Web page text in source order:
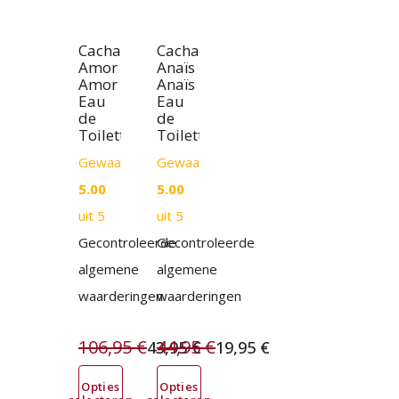
Cacharel
Amor
Amor
Eau
de
Toilette
Gewaardeerd
5.00
uit 5
Gecontroleerde
algemene
waarderingen
106,95€
Oorspronkelijke
prijs
43,95€
Huidige
prijs
Opties
op
de
productpagina
Cacharel
Anaïs
Anaïs
Eau
de
Toilette
Gewaardeerd
5.00
uit 5
Gecontroleerde
algemene
waarderingen
44,95€
Oorspronkelijke
prijs
19,95 €
Huidige
prijs
Opties
op
de
productpagina